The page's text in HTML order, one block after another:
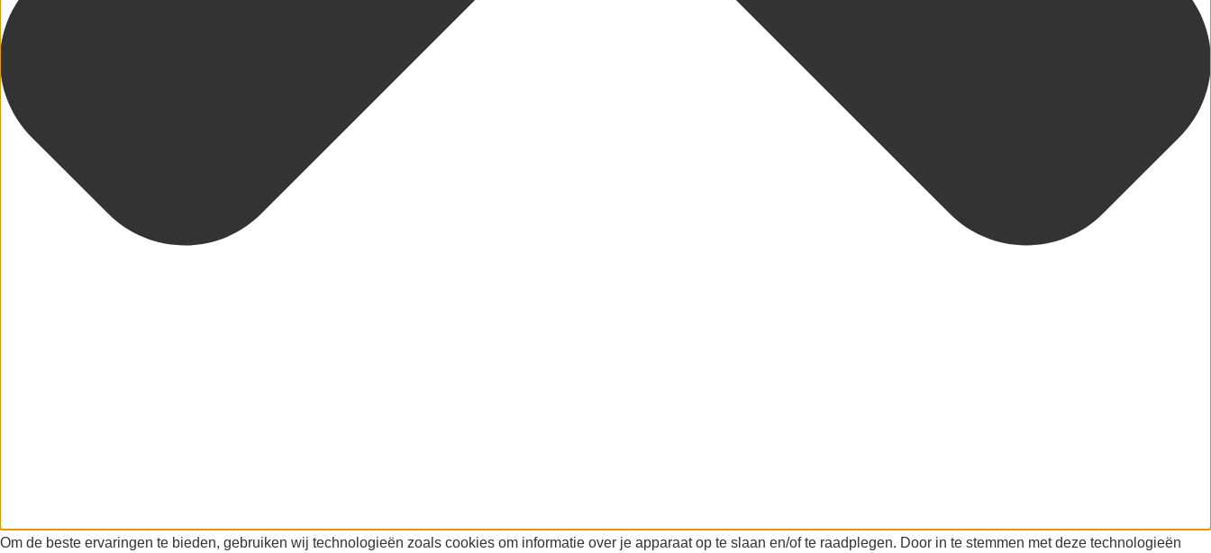
Om de beste ervaringen te bieden, gebruiken wij technologieën zoals cookies om informatie over je apparaat op te slaan en/of te raadplegen. Door in te stemmen met deze technologieën